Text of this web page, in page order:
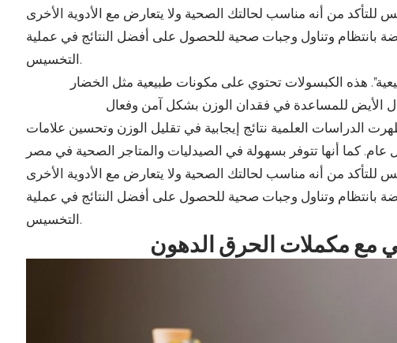
من أنه مناسب لحالتك الصحية ولا يتعارض مع الأدوية الأخرى
بانتظام وتناول وجبات صحية للحصول على أفضل النتائج في عملية
التخسيس.
هذه الكبسولات تحتوي على مكونات طبيعية مثل الخضار
الدراسات العلمية نتائج إيجابية في تقليل الوزن وتحسين علامات
من أنه مناسب لحالتك الصحية ولا يتعارض مع الأدوية الأخرى
بانتظام وتناول وجبات صحية للحصول على أفضل النتائج في عملية
التخسيس.
مع مكملات الحرق الدهون